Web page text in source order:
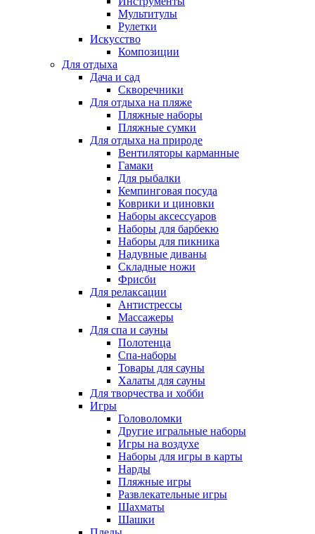
Мультитулы
Рулетки
Искусство
Композиции
Для отдыха
Дача и сад
Скворечники
Для отдыха на пляже
Пляжные наборы
Пляжные сумки
Для отдыха на природе
Вентиляторы карманные
Гамаки
Для рыбалки
Кемпинговая посуда
Коврики и циновки
Наборы аксессуаров
Наборы для барбекю
Наборы для пикника
Надувные диваны
Складные ножи
Фрисби
Для релаксации
Антистрессы
Массажеры
Для спа и сауны
Полотенца
Спа-наборы
Товары для сауны
Халаты для сауны
Для творчества и хобби
Игры
Головоломки
Другие игральные наборы
Игры на воздухе
Наборы для игры в карты
Нарды
Пляжные игры
Развлекательные игры
Шахматы
Шашки